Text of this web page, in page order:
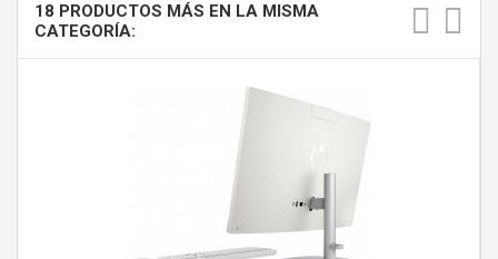
18 PRODUCTOS MÁS EN LA MISMA
CATEGORÍA: